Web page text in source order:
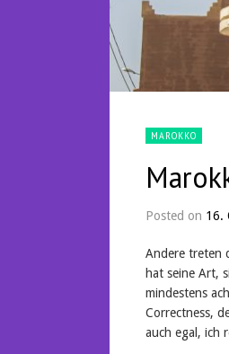
MAROKKO
Posted on 16.
Andere treten
hat seine Art,
mindestens
Correctness,
auch egal, ich